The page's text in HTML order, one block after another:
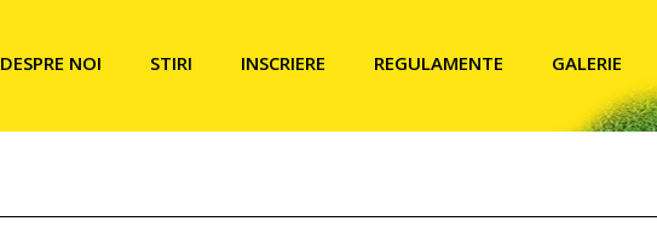
DESPRE NOI STIRI INSCRIERE REGULAMENTE GALERIE